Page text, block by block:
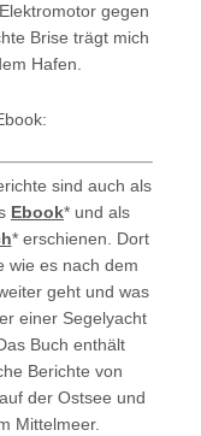
gegen
Brise trägt mich
Hafen.
sind auch als
Ebook* und als
* erschienen. Dort
wie es nach dem
geht und was
einer Segelyacht
Buch enthält
Berichte von
der Ostsee und
Mittelmeer.